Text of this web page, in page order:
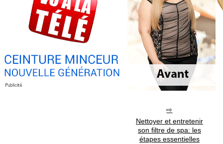
Nettoyer et entretenir
son filtre de spa: les
étapes essentielles